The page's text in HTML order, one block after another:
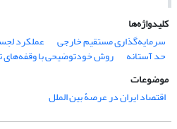
کلیدواژه‌ها
سرمایه‌گذاری مستقیم خارجی
عملکرد
حد آستانه
روش خودتوضیحی با وقفه‌های
موضوعات
اقتصاد ایران در عرصۀ بین الملل